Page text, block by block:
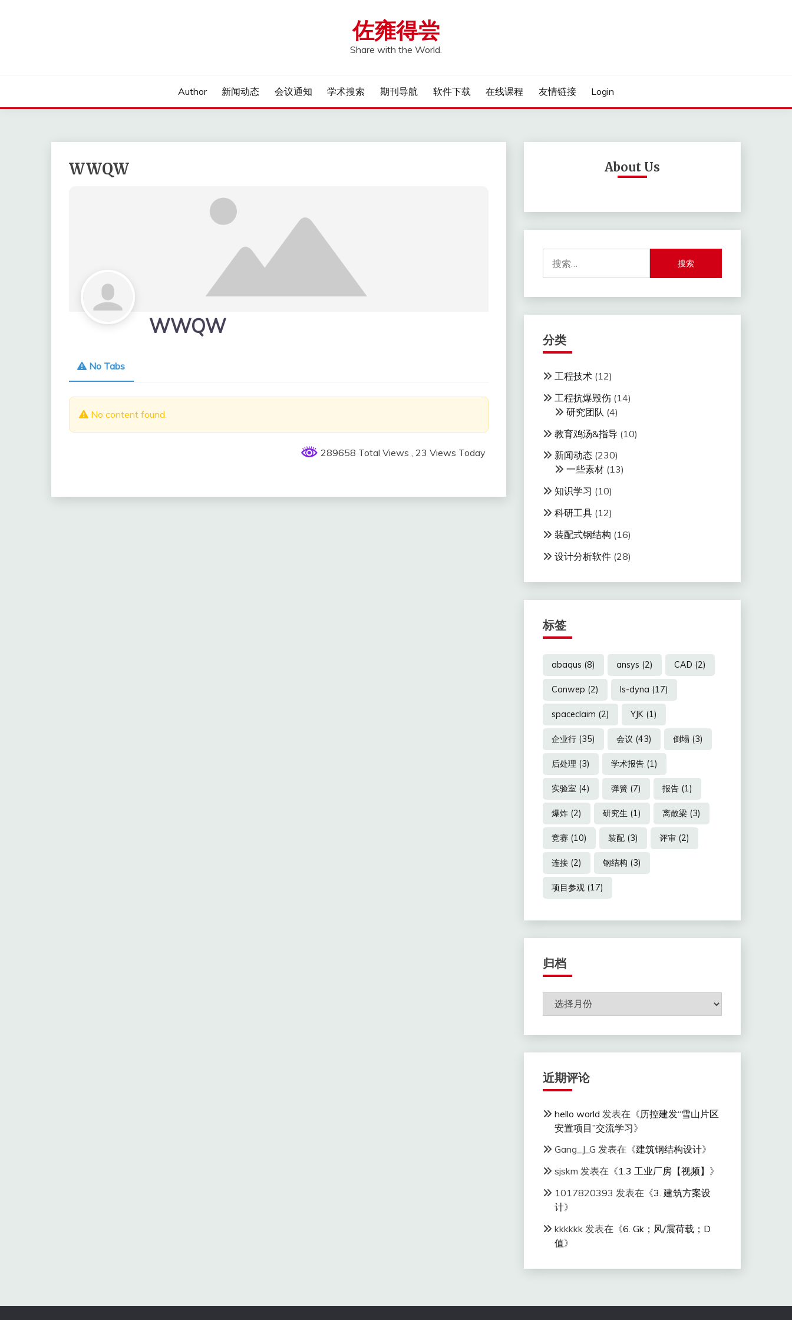
佐雍得尝
Share with the World.
Author 新闻动态 会议通知 学术搜索 期刊导航 软件下载 在线课程 友情链接 Login
WWQW
WWQW
No Tabs
No content found.
289658 Total Views , 23 Views Today
About Us
索：
分类
工程技术(12)
工程抗爆毁伤(14)
研究团队 (4)
教育鸡汤&指导 (10)
新闻动态(230)
一些素材(13)
知识学习 (10)
科研工具(12)
装配式钢结构 (16)
设计分析软件(28)
标签
abaqus (8) ansys (2) CAD (2)
Conwep (2) ls-dyna (17)
spaceclaim (2) YJK(1)
企业行(35) 会议 (43) 倒塌 (3)
后处理 (3) 学术报告(1)
实验室 (4) 弹簧(7) 报告(1)
爆炸(2) 研究生 (1) 离散梁 (3)
竞赛(10) 装配(3) 评审(2)
连接(2) 钢结构 (3)
项目参观 (17)
归档
近期评论
hello world 发表在《历控建发“雪山片区
安置项目”交流学习》
Gang_J_G 发表在《建筑钢结构设计》
sjskm 发表在《1.3 工业厂房【视频】 》
1017820393 发表在《3. 建筑方案设
计》
kkkkkk 发表在《6. Gk；风/震荷载；D
值》